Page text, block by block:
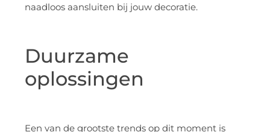
naadloos aansluiten bij jouw decoratie.
Duurzame
oplossingen
Een van de grootste trends op dit moment is